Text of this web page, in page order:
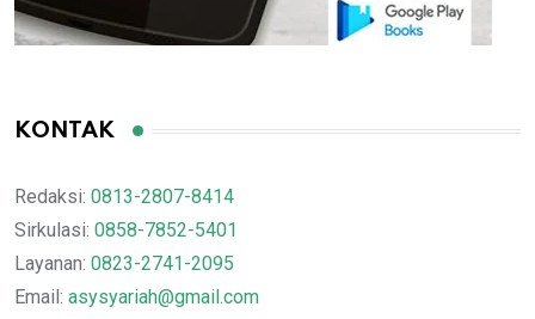
KONTAK
Redaksi: 0813-2807-8414
Sirkulasi: 0858-7852-5401
Layanan: 0823-2741-2095
Email: asysyariah@gmail.com